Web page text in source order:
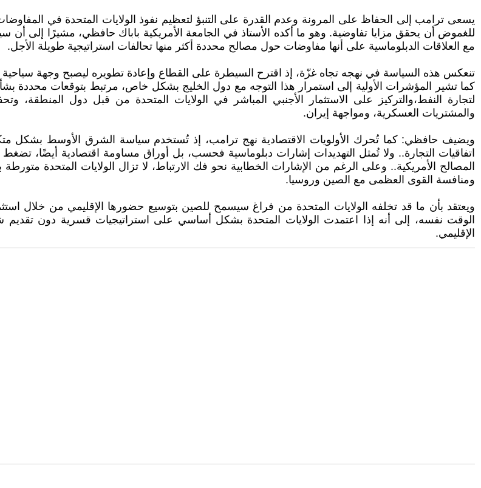
يسعى ترامب إلى الحفاظ على المرونة وعدم القدرة على التنبؤ لتعظيم نفوذ الولايات المتحدة في
للغموض أن يحقق مزايا تفاوضية. وهو ما أكده الأستاذ في الجامعة الأمريكية باباك حافظي، مشيرًا إلى أن
مع العلاقات الدبلوماسية على أنها مفاوضات حول مصالح محددة أكثر منها تحالفات استراتيجية طويلة الأجل.
تنعكس هذه السياسة في نهجه تجاه غزّة، إذ اقترح السيطرة على القطاع وإعادة تطويره ليصبح وجهة سياحية
كما تشير المؤشرات الأولية إلى استمرار هذا التوجه مع دول الخليج بشكل خاص، مرتبط بتوقعات محددة
لتجارة النفط،والتركيز على الاستثمار الأجنبي المباشر في الولايات المتحدة من قبل دول المنطقة،
والمشتريات العسكرية، ومواجهة إيران.
ويضيف حافظي: كما تُحرك الأولويات الاقتصادية نهج ترامب، إذ تُستخدم سياسة الشرق الأوسط بشكل
اتفاقيات التجارة.. ولا تُمثل التهديدات إشارات دبلوماسية فحسب، بل أوراق مساومة اقتصادية أيضًا، تضغط
المصالح الأمريكية.. وعلى الرغم من الإشارات الخطابية نحو فك الارتباط، لا تزال الولايات المتحدة
ومنافسة القوى العظمى مع الصين وروسيا.
ويعتقد بأن ما قد تخلفه الولايات المتحدة من فراغ سيسمح للصين بتوسيع حضورها الإقليمي من خلال
الوقت نفسه، إلى أنه إذا اعتمدت الولايات المتحدة بشكل أساسي على استراتيجيات قسرية دون تقديم
الإقليمي.